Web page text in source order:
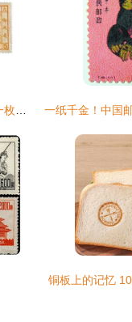
铜板上的记忆